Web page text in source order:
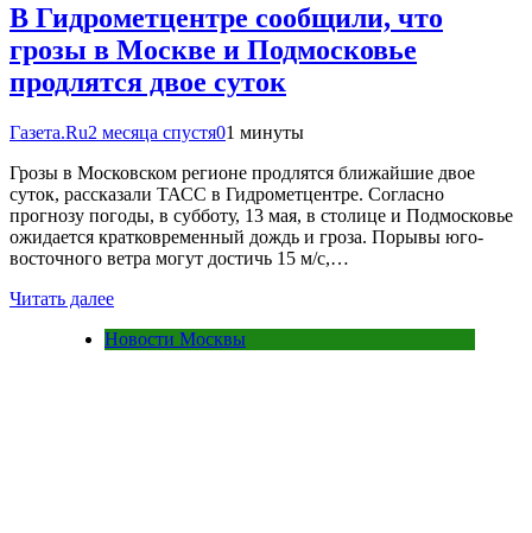
В Гидрометцентре сообщили, что
грозы в Москве и Подмосковье
продлятся двое суток
Газета.Ru2 месяца спустя01 минуты
Грозы в Московском регионе продлятся ближайшие двое
суток, рассказали ТАСС в Гидрометцентре. Согласно
прогнозу погоды, в субботу, 13 мая, в столице и Подмосковье
ожидается кратковременный дождь и гроза. Порывы юго-
восточного ветра могут достичь 15 м/с,…
Читать далее
Новости Москвы